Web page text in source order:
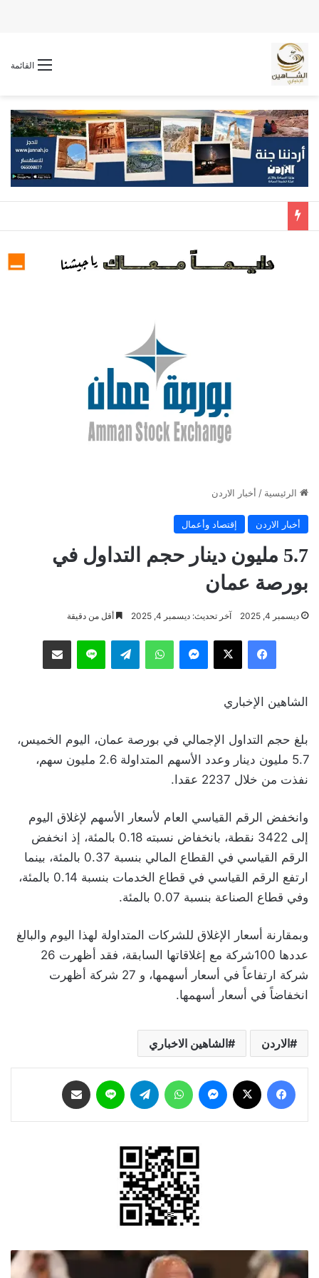
القائمة
الرئيسية / أخبار الاردن
أخبار الاردن إقتصاد وأعمال
5.7 مليون دينار حجم التداول في
بورصة عمان
ديسمبر 4, 2025 آخر تحديث: ديسمبر 4, 2025 أقل من دقيقة
فيسبوك ‫X ماسنجر واتساب تيلقرام لاين مشاركة عبر البريد
الشاهين الإخباري
بلغ حجم التداول الإجمالي في بورصة عمان، اليوم الخميس،
5.7 مليون دينار وعدد الأسهم المتداولة 2.6 مليون سهم،
نفذت من خلال 2237 عقدا.
وانخفض الرقم القياسي العام لأسعار الأسهم لإغلاق اليوم
إلى 3422 نقطة، بانخفاض نسبته 0.18 بالمئة، إذ انخفض
الرقم القياسي في القطاع المالي بنسبة 0.37 بالمئة، بينما
ارتفع الرقم القياسي في قطاع الخدمات بنسبة 0.14 بالمئة،
وفي قطاع الصناعة بنسبة 0.07 بالمئة.
وبمقارنة أسعار الإغلاق للشركات المتداولة لهذا اليوم والبالغ
عددها 100شركة مع إغلاقاتها السابقة، فقد أظهرت 26
شركة ارتفاعاً في أسعار أسهمها، و 27 شركة أظهرت
انخفاضاً في أسعار أسهمها.
الاردن الشاهين الاخباري
فيسبوك ماسنجر واتساب تيلقرام لاين
العمل:
الأردن